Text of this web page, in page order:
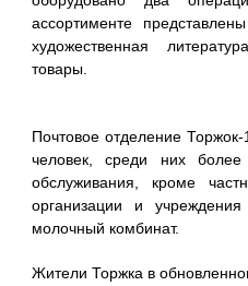
ассортименте
художественная
товары.
Почтовое отделение
человек, среди них
обслуживания, кроме
организации и
молочный комбинат.
Жители Торжка в